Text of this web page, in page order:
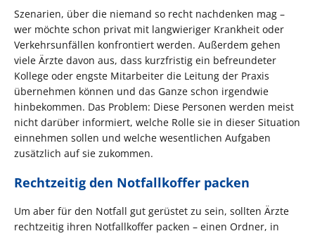
Szenarien, über die niemand so recht nachdenken mag –
wer möchte schon privat mit langwieriger Krankheit oder
Verkehrsunfällen konfrontiert werden. Außerdem gehen
viele Ärzte davon aus, dass kurzfristig ein befreundeter
Kollege oder engste Mitarbeiter die Leitung der Praxis
übernehmen können und das Ganze schon irgendwie
hinbekommen. Das Problem: Diese Personen werden meist
nicht darüber informiert, welche Rolle sie in dieser Situation
einnehmen sollen und welche wesentlichen Aufgaben
zusätzlich auf sie zukommen.
Rechtzeitig den Notfallkoffer packen
Um aber für den Notfall gut gerüstet zu sein, sollten Ärzte
rechtzeitig ihren Notfallkoffer packen – einen Ordner, in